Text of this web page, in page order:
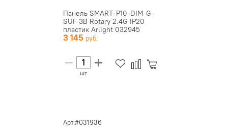
Панель SMART-P10-DIM-G-
SUF 3В Rotary 2.4G IP20
пластик Arlight 032945
3 145
шт
Арт.#031936